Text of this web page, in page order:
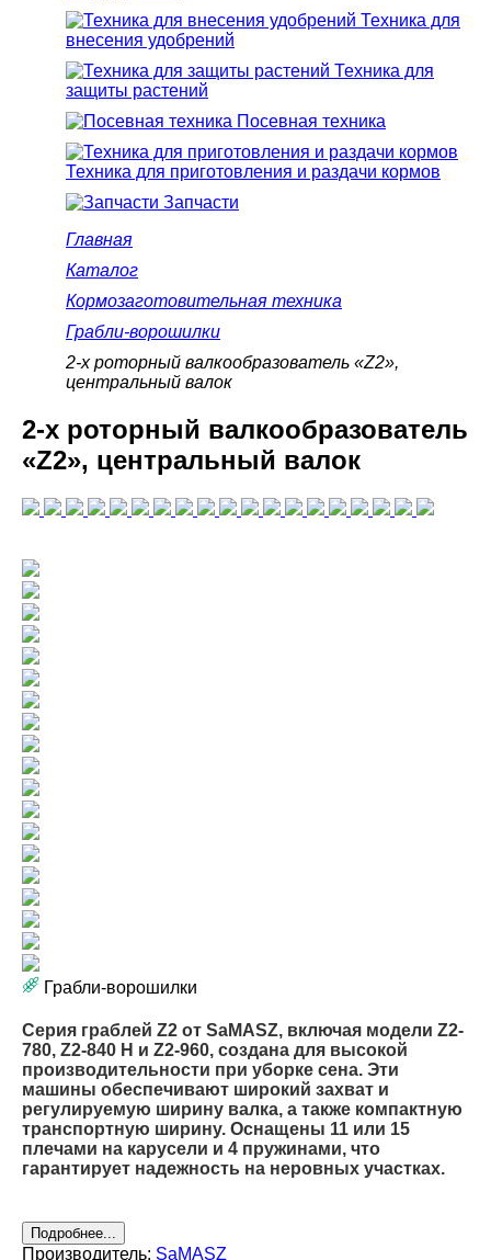
Техника для
внесения удобрений
Техника для
защиты растений
Посевная техника
Техника для приготовления и раздачи кормов
Запчасти
Главная
Каталог
Кормозаготовительная техника
Грабли-ворошилки
2-х роторный валкообразователь «Z2»,
центральный валок
2-х роторный валкообразователь
«Z2», центральный валок
Грабли-ворошилки
Серия граблей Z2 от SaMASZ, включая модели Z2-
780, Z2-840 H и Z2-960, создана для высокой
производительности при уборке сена. Эти
машины обеспечивают широкий захват и
регулируемую ширину валка, а также компактную
транспортную ширину. Оснащены 11 или 15
плечами на карусели и 4 пружинами, что
гарантирует надежность на неровных участках.
Подробнее...
Производитель: SaMASZ